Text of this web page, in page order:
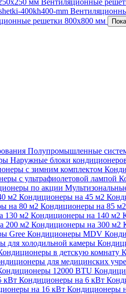
мм Вентиляционные
400kh400-mm
решетки 800х800 мм
Полупромышленные
Наружные блоки
с зимним комплектом
с ультрафиолетовой лампой
по акции
м2 Кондиционеры на 45 м2
на 80 м2 Кондиционеры на 85 м2
130 м2 Кондиционеры на 140 м2
200 м2 Кондиционеры на 300 м2
Gree Кондиционеры MDV
для холодильной камеры
в детскую комнату
для медицинских
12000 BTU
кВт Кондиционеры на 6 кВт
на 16 кВт Кондиционеры